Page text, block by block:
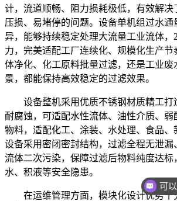
计，流道顺畅、阻力损耗极低，有效解决
压损、易堵停的问题。设备单机组过水通
异，能够持续稳定处理大流量工业流体，
力，完美适配工厂连续化、规模化生产
体净化、化工原料批量过滤，还是工业废
景，都能保持高效稳定的过滤效果。
设备整机采用优质不锈钢材质精工打
耐腐蚀，可适配水性流体、油性介质、弱
物料，适配化工、涂装、水处理、食品、
设备采用密闭密封结构，过滤全程无泄漏
流体二次污染，保障过滤后物料纯度达标
水、积液等安全隐患。
在运维管理方面，模块化设计优势十